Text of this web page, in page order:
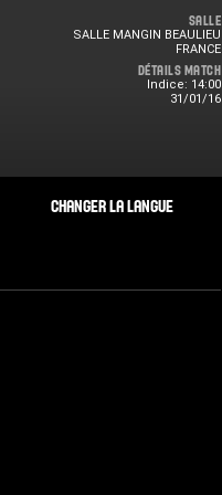
Salle
SALLE MANGIN BEAULIEU
FRANCE
Détails Match
Indice: 14:00
31/01/16